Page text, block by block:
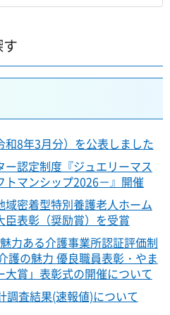
和8年3月分）を公表しました
認定制度『ジュエリーマス
マンシップ2026－』開催
密着型特別養護老人ホーム
表彰（奨励賞）を受賞
力ある介護事業所認証評価制
護の魅力 優良職員表彰・やま
賞」表彰式の開催について
調査結果(速報値)について